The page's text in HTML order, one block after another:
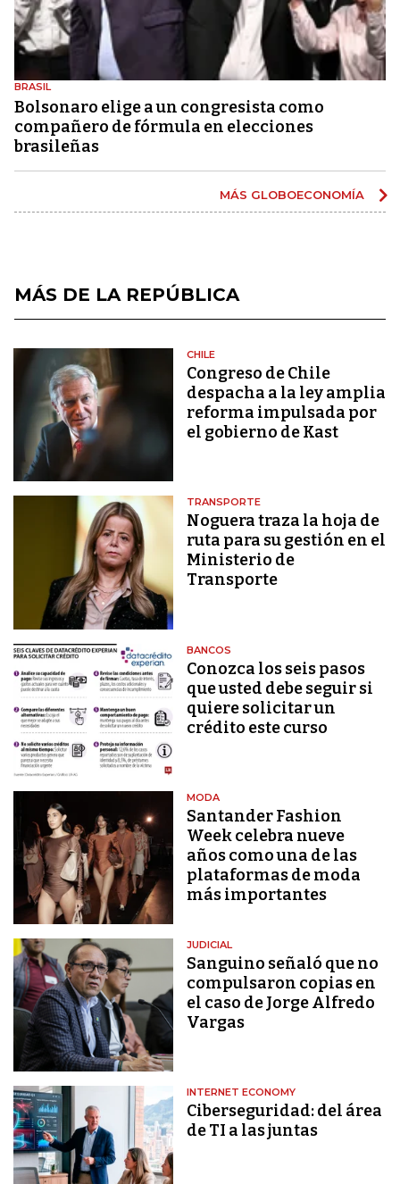
BRASIL
Bolsonaro elige a un congresista como
compañero de fórmula en elecciones
brasileñas
MÁS GLOBOECONOMÍA
MÁS DE LA REPÚBLICA
CHILE
Congreso de Chile
despacha a la ley amplia
reforma impulsada por
el gobierno de Kast
TRANSPORTE
Noguera traza la hoja de
ruta para su gestión en el
Ministerio de
Transporte
BANCOS
Conozca los seis pasos
que usted debe seguir si
quiere solicitar un
crédito este curso
MODA
Santander Fashion
Week celebra nueve
años como una de las
plataformas de moda
más importantes
JUDICIAL
Sanguino señaló que no
compulsaron copias en
el caso de Jorge Alfredo
Vargas
INTERNET ECONOMY
Ciberseguridad: del área
de TI a las juntas